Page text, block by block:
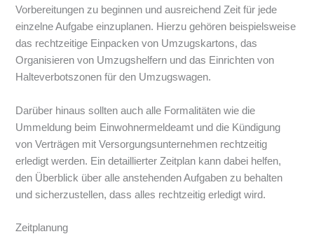
Vorbereitungen zu beginnen und ausreichend Zeit für jede
einzelne Aufgabe einzuplanen. Hierzu gehören beispielsweise
das rechtzeitige Einpacken von Umzugskartons, das
Organisieren von Umzugshelfern und das Einrichten von
Halteverbotszonen für den Umzugswagen.
Darüber hinaus sollten auch alle Formalitäten wie die
Ummeldung beim Einwohnermeldeamt und die Kündigung
von Verträgen mit Versorgungsunternehmen rechtzeitig
erledigt werden. Ein detaillierter Zeitplan kann dabei helfen,
den Überblick über alle anstehenden Aufgaben zu behalten
und sicherzustellen, dass alles rechtzeitig erledigt wird.
Zeitplanung